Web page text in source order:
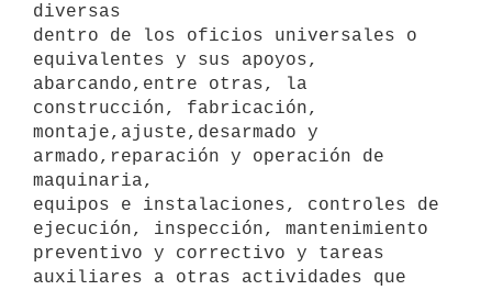
diversas
dentro de los oficios universales o
equivalentes y sus apoyos,
abarcando,entre otras, la
construcción, fabricación,
montaje,ajuste,desarmado y
armado,reparación y operación de
maquinaria,
equipos e instalaciones, controles de
ejecución, inspección, mantenimiento
preventivo y correctivo y tareas
auxiliares a otras actividades que